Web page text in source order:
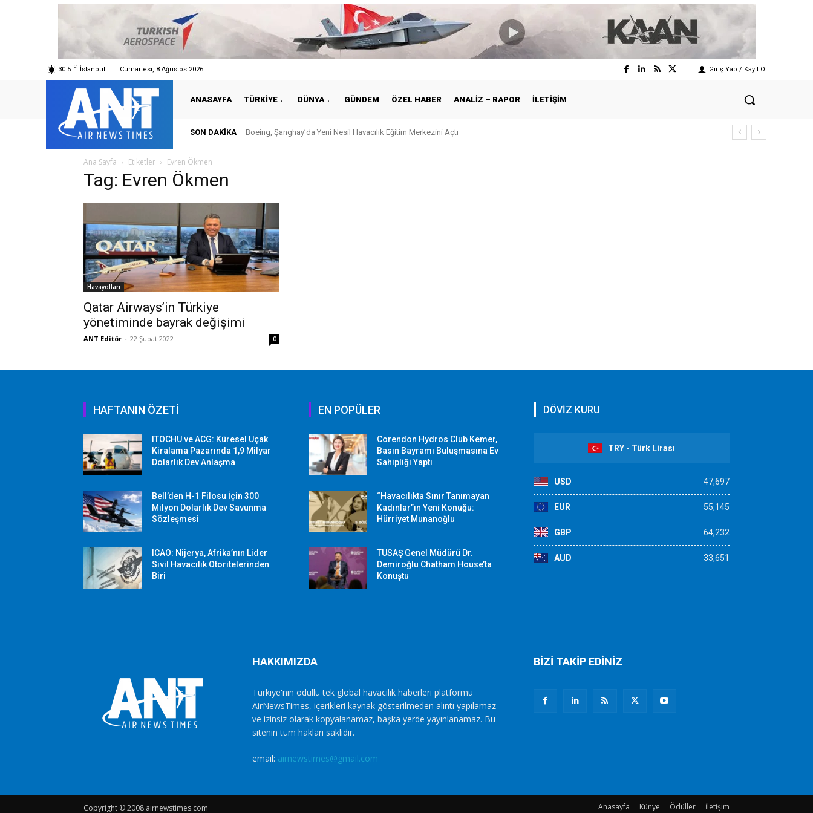
30.5 C İstanbul Cumartesi, 8 Ağustos 2026 Giriş Yap / Kayıt Ol
ANASAYFA TÜRKIYE DÜNYA GÜNDEM ÖZEL HABER ANALIZ – RAPOR İLETIŞIM
SON DAKIKA Boeing, Şanghay’da Yeni Nesil Havacılık Eğitim Merkezini Açtı
Ana Sayfa Etiketler Evren Ökmen
Tag: Evren Ökmen
Havayolları
Qatar Airways’in Türkiye
yönetiminde bayrak değişimi
ANT Editör - 22 Şubat 2022 0
HAFTANIN ÖZETİ
ITOCHU ve ACG: Küresel Uçak
Kiralama Pazarında 1,9 Milyar
Dolarlık Dev Anlaşma
Bell’den H-1 Filosu İçin 300
Milyon Dolarlık Dev Savunma
Sözleşmesi
ICAO: Nijerya, Afrika’nın Lider
Sivil Havacılık Otoritelerinden
Biri
EN POPÜLER
Corendon Hydros Club Kemer,
Basın Bayramı Buluşmasına Ev
Sahipliği Yaptı
“Havacılıkta Sınır Tanımayan
Kadınlar”ın Yeni Konuğu:
Hürriyet Munanoğlu
TUSAŞ Genel Müdürü Dr.
Demiroğlu Chatham House’ta
Konuştu
DÖVİZ KURU
TRY - Türk Lirası
USD 47,697
EUR 55,145
GBP 64,232
AUD 33,651
HAKKIMIZDA
Türkiye'nin ödüllü tek global havacılık haberleri platformu
AirNewsTimes, içerikleri kaynak gösterilmeden alıntı yapılamaz
ve izinsiz olarak kopyalanamaz, başka yerde yayınlanamaz. Bu
sitenin tüm hakları saklıdır.
email: airnewstimes@gmail.com
BİZİ TAKİP EDİNİZ
Copyright © 2008 airnewstimes.com Anasayfa Künye Ödüller İletişim